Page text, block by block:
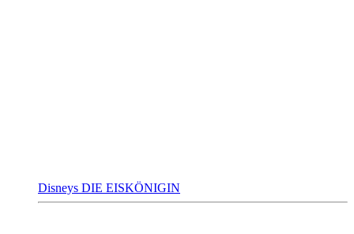
Disneys DIE EISKÖNIGIN